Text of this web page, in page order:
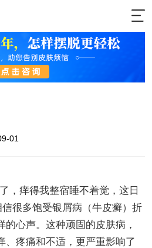
01
，痒得我整宿睡不着觉，这日
很多饱受银屑病（牛皮癣）折
心声。这种顽固的皮肤病，
、疼痛和不适，更严重影响了